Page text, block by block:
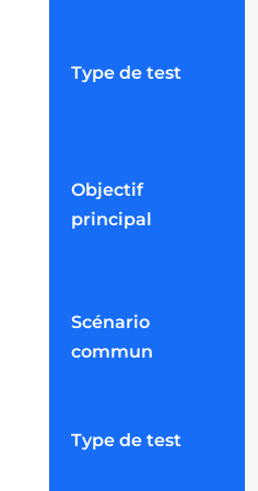
Type de test
Objectif
principal
Scénario
commun
Type de test